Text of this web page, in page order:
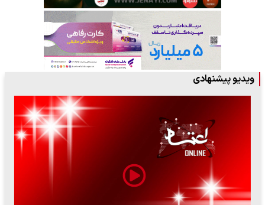
ویدیو پیشنهادی